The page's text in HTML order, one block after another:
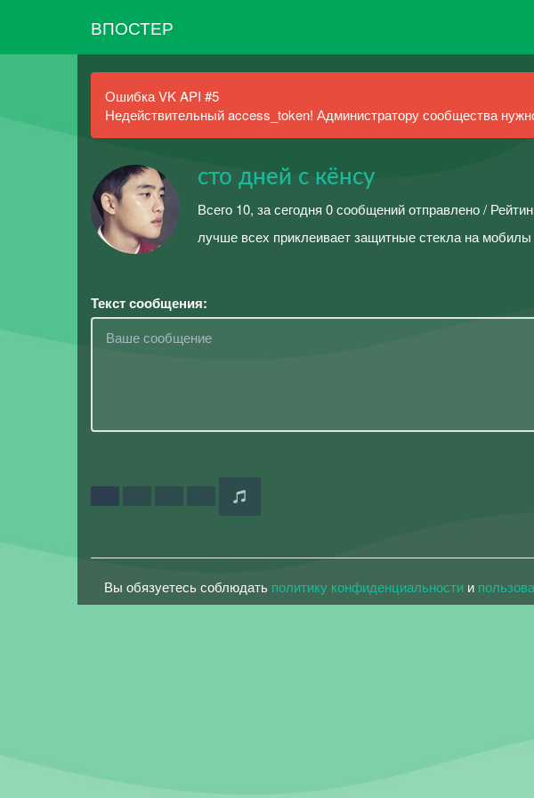
ВПОСТЕР
Ошибка VK API #5
Недействительный access_token! Администратору сообщества
сто дней с кёнсу
Всего 10, за сегодня 0 сообщений отправлено /
лучше всех приклеивает защитные стекла на мобилы
Текст сообщения:
Вы обязуетесь соблюдать политику конфиденциальности и